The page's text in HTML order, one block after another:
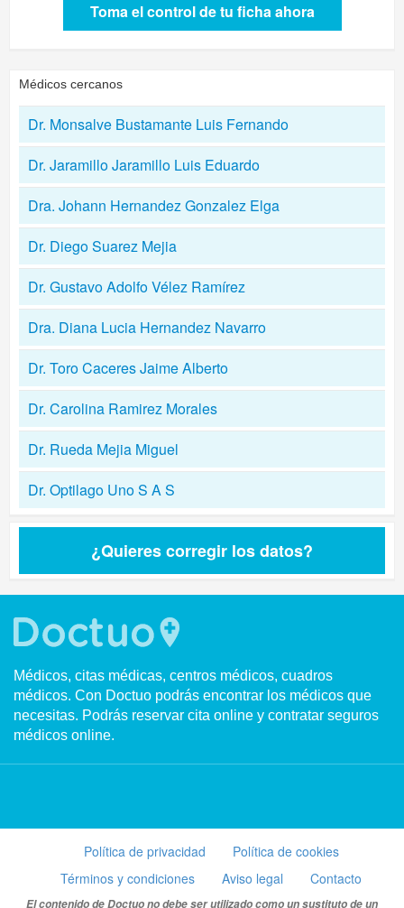
Toma el control de tu ficha ahora
Médicos cercanos
Dr. Monsalve Bustamante Luis Fernando
Dr. Jaramillo Jaramillo Luis Eduardo
Dra. Johann Hernandez Gonzalez Elga
Dr. Diego Suarez Mejia
Dr. Gustavo Adolfo Vélez Ramírez
Dra. Diana Lucia Hernandez Navarro
Dr. Toro Caceres Jaime Alberto
Dr. Carolina Ramirez Morales
Dr. Rueda Mejia Miguel
Dr. Optilago Uno S A S
¿Quieres corregir los datos?
Médicos, citas médicas, centros médicos, cuadros
médicos. Con Doctuo podrás encontrar los médicos que
necesitas. Podrás reservar cita online y contratar seguros
médicos online.
Política de privacidad
Política de cookies
Términos y condiciones
Aviso legal Contacto
El contenido de Doctuo no debe ser utilizado como un sustituto de un